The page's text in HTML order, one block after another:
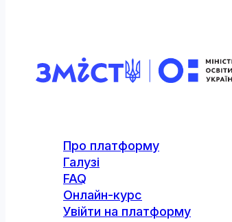
Про платформу
Галузі
FAQ
Онлайн-курс
Увійти на платформу